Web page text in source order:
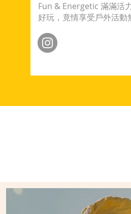
Fun & Energetic 滿滿活
好玩，竟情享受戶外活動